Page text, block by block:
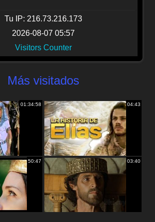
Tu IP: 216.73.216.173
2026-08-07 05:57
Visitors Counter
Más visitados
01:34:58 04:43
50:47 03:40